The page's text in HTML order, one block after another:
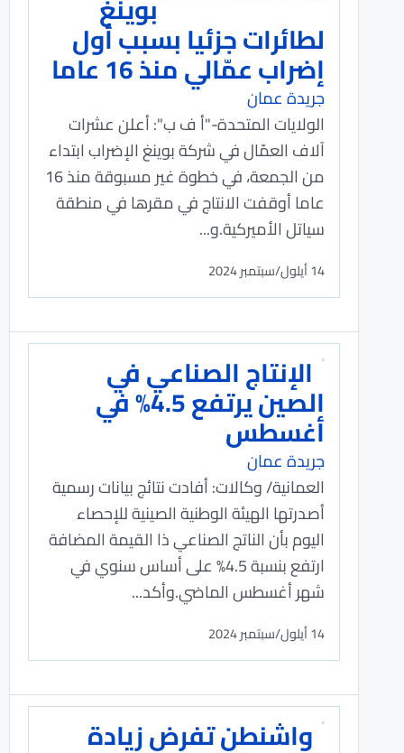
بوينغ
لطائرات جزئيا بسبب أول
إضراب عمّالي منذ 16 عاما
جريدة عمان
الولايات المتحدة-"أ ف ب": أعلن عشرات
آلاف العمّال في شركة بوينغ الإضراب ابتداء
من الجمعة، في خطوة غير مسبوقة منذ 16
عاما أوقفت الانتاج في مقرها في منطقة
سياتل الأميركية.و...
14 أيلول/سبتمبر 2024
الإنتاج الصناعي في
الصين يرتفع 4.5% في
أغسطس
جريدة عمان
العمانية/ وكالات: أفادت نتائج بيانات رسمية
أصدرتها الهيئة الوطنية الصينية للإحصاء
اليوم بأن الناتج الصناعي ذا القيمة المضافة
ارتفع بنسبة 4.5% على أساس سنوي في
شهر أغسطس الماضي.وأكد...
14 أيلول/سبتمبر 2024
واشنطن تفرض زيادة